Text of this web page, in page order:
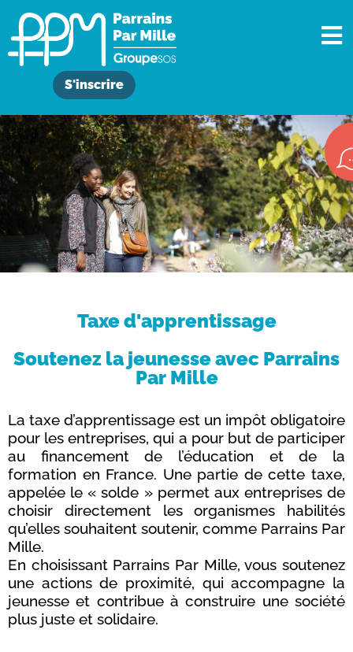
S'inscrire
Taxe d'apprentissage
Soutenez la jeunesse avec Parrains
Par Mille
La taxe d’apprentissage est un impôt obligatoire
pour les entreprises, qui a pour but de participer
au financement de l’éducation et de la
formation en France. Une partie de cette taxe,
appelée le « solde » permet aux entreprises de
choisir directement les organismes habilités
qu’elles souhaitent soutenir, comme Parrains Par
Mille.
En choisissant Parrains Par Mille, vous soutenez
une actions de proximité, qui accompagne la
jeunesse et contribue à construire une société
plus juste et solidaire.